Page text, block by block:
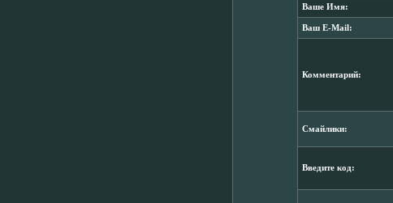
Ваше Имя:
Ваш E-Mail:
Комментарий:
Смайлики:
Введите код: